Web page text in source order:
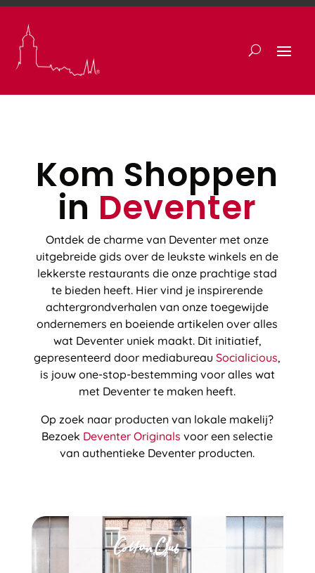
Kom Shoppen
in Deventer
Ontdek de charme van Deventer met onze
uitgebreide gids over de leukste winkels en de
lekkerste restaurants die onze prachtige stad
te bieden heeft. Hier vind je inspirerende
achtergrondverhalen van onze toegewijde
ondernemers en boeiende artikelen over alles
wat Deventer uniek maakt. Dit initiatief,
gepresenteerd door mediabureauSocialicious,
is jouw one-stop-bestemming voor alles wat
met Deventer te maken heeft.
Op zoek naar producten van lokale makelij?
Bezoek Deventer Originals voor een selectie
van authentieke Deventer producten.